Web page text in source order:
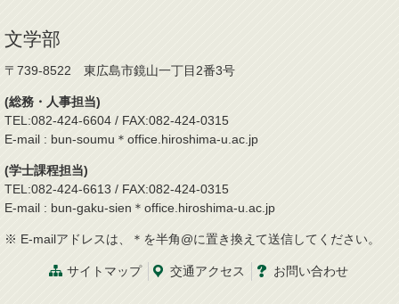
文学部
〒739-8522 東広島市鏡山一丁目2番3号
(総務・人事担当)
TEL:082-424-6604 / FAX:082-424-0315
E-mail : bun-soumu＊office.hiroshima-u.ac.jp
(学士課程担当)
TEL:082-424-6613 / FAX:082-424-0315
E-mail : bun-gaku-sien＊office.hiroshima-u.ac.jp
※ E-mailアドレスは、＊を半角@に置き換えて送信してください。
サイトマップ 交通アクセス お問い合わせ